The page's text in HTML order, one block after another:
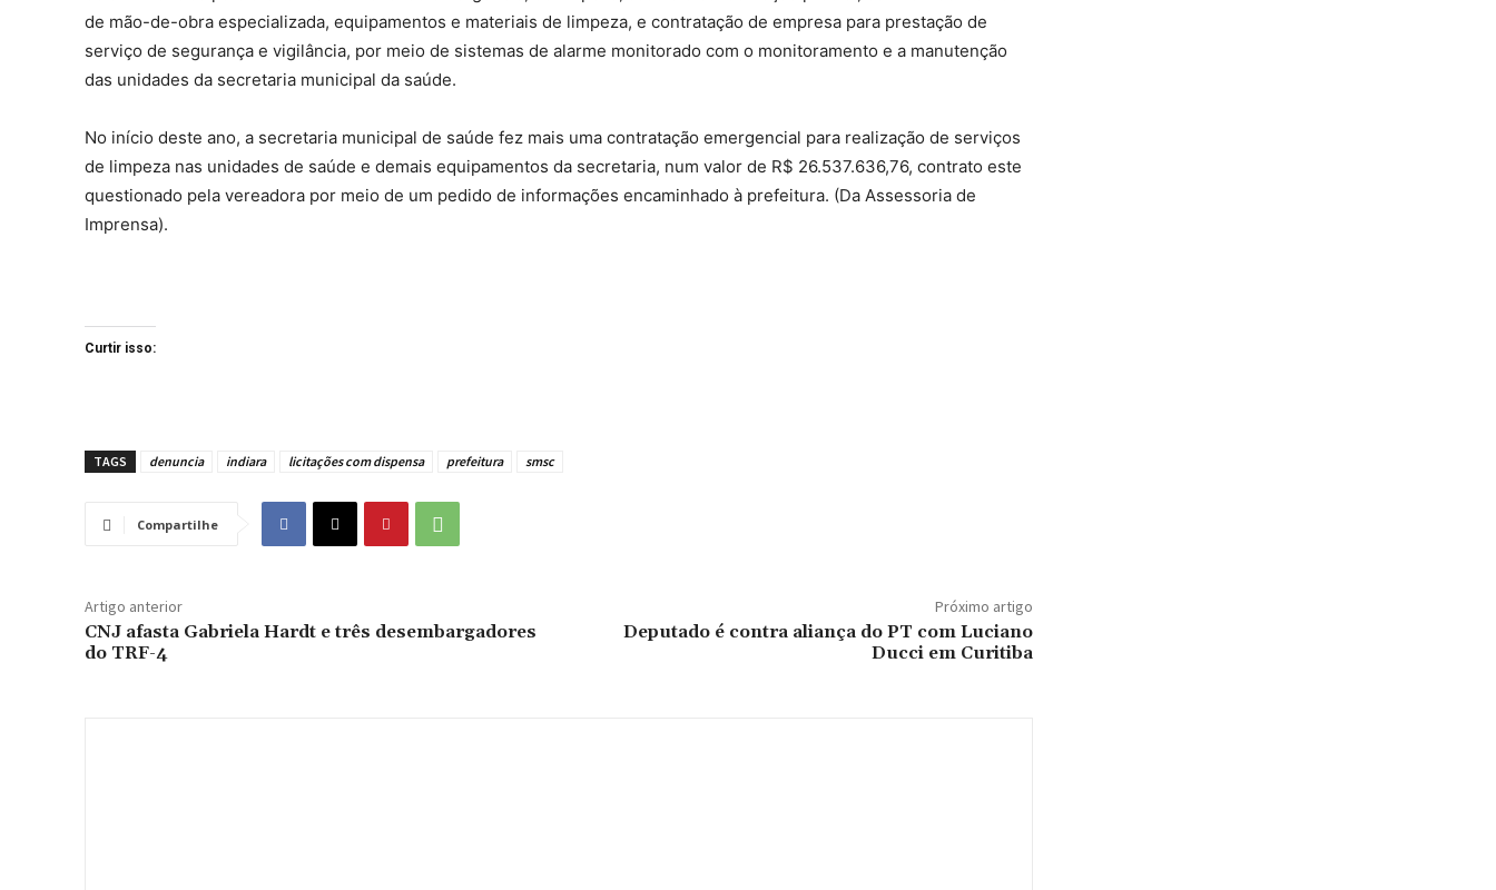
de mão-de-obra especializada, equipamentos e materiais de limpeza, e contratação de empresa para prestação de
serviço de segurança e vigilância, por meio de sistemas de alarme monitorado com o monitoramento e a manutenção
das unidades da secretaria municipal da saúde.
No início deste ano, a secretaria municipal de saúde fez mais uma contratação emergencial para realização de serviços
de limpeza nas unidades de saúde e demais equipamentos da secretaria, num valor de R$ 26.537.636,76, contrato este
questionado pela vereadora por meio de um pedido de informações encaminhado à prefeitura. (Da Assessoria de
Imprensa).
Curtir isso:
TAGS denuncia indiara licitações com dispensa prefeitura smsc
Compartilhe
Artigo anterior
CNJ afasta Gabriela Hardt e três desembargadores
do TRF-4
Próximo artigo
Deputado é contra aliança do PT com Luciano
Ducci em Curitiba